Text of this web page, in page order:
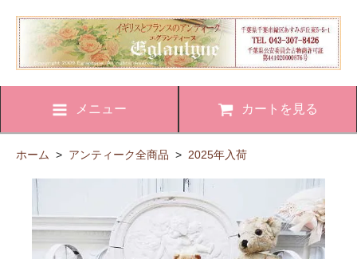
メニュー カートを見る
ホーム > アンティーク全商品 > 2025年入荷